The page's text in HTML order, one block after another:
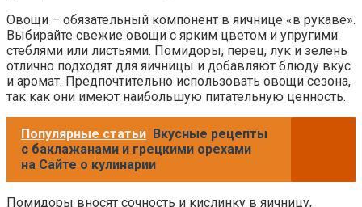
Овощи – обязательный компонент в яичнице «в рукаве».
Выбирайте свежие овощи с ярким цветом и упругими
стеблями или листьями. Помидоры, перец, лук и зелень
отлично подходят для яичницы и добавляют блюду вкус
и аромат. Предпочтительно использовать овощи сезона,
так как они имеют наибольшую питательную ценность.
Популярные статьи Вкусные рецепты
с баклажанами и грецкими орехами
на Сайте о кулинарии
Помидоры вносят сочность и кислинку в яичницу,